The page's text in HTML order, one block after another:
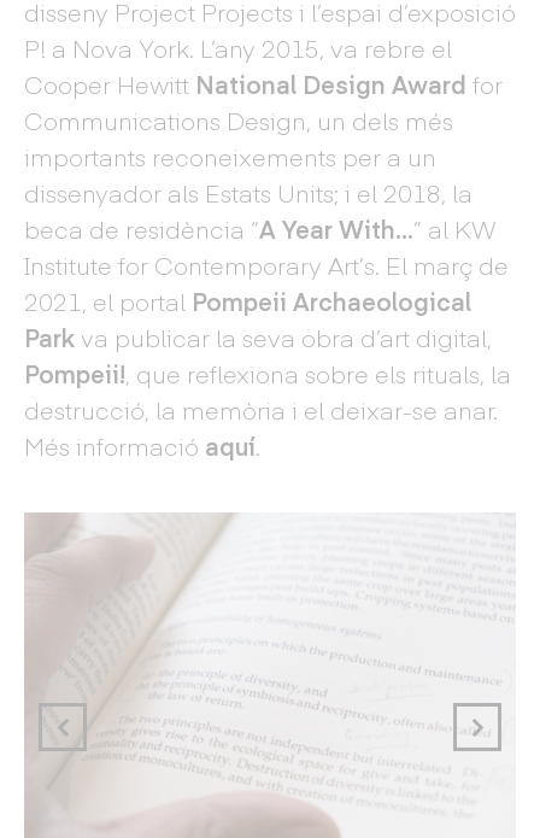
disseny Project Projects i l’espai d’exposició
P! a Nova York. L’any 2015, va rebre el
Cooper Hewitt National Design Award for
Communications Design, un dels més
importants reconeixements per a un
dissenyador als Estats Units; i el 2018, la
beca de residència “A Year With…” al KW
Institute for Contemporary Art’s. El març de
2021, el portal Pompeii Archaeological
Parkva publicar la seva obra d’art digital,
Pompeii!, que reflexiona sobre els rituals, la
destrucció, la memòria i el deixar-se anar.
Més informació aquí.